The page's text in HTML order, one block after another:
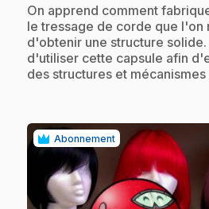
.On apprend comment
le tressage de corde que l'on
d'obtenir une structure
d'utiliser cette capsule afin
des structures et
Abonnement